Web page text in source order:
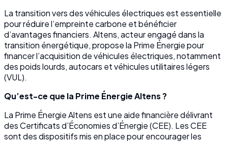
La transition vers des véhicules électriques est essentielle
pour réduire l’empreinte carbone et bénéficier
d’avantages financiers. Altens, acteur engagé dans la
transition énergétique, propose la Prime Énergie pour
financer l’acquisition de véhicules électriques, notamment
des poids lourds, autocars et véhicules utilitaires légers
(VUL).
Qu’est-ce que la Prime Énergie Altens ?
La Prime Énergie Altens est une aide financière délivrant
des Certificats d’Économies d’Énergie (CEE). Les CEE
sont des dispositifs mis en place pour encourager les